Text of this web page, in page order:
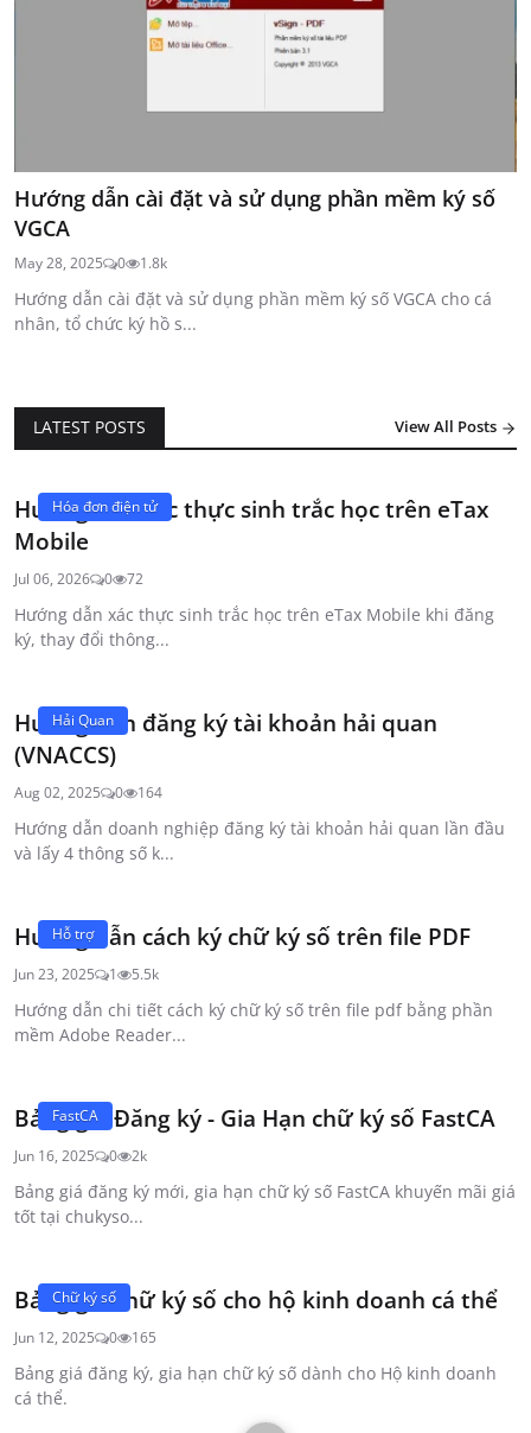
Hướng dẫn cài đặt và sử dụng phần mềm ký số
VGCA
May 28, 2025 0 1.8k
Hướng dẫn cài đặt và sử dụng phần mềm ký số VGCA cho cá
nhân, tổ chức ký hồ s...
LATEST POSTS View All Posts
Hóa đơn điện tử
Hướng dẫn xác thực sinh trắc học trên eTax
Mobile
Jul 06, 2026 0 72
Hướng dẫn xác thực sinh trắc học trên eTax Mobile khi đăng
ký, thay đổi thông...
Hải Quan
Hướng dẫn đăng ký tài khoản hải quan
(VNACCS)
Aug 02, 2025 0 164
Hướng dẫn doanh nghiệp đăng ký tài khoản hải quan lần đầu
và lấy 4 thông số k...
Hỗ trợ
Hướng dẫn cách ký chữ ký số trên file PDF
Jun 23, 2025 1 5.5k
Hướng dẫn chi tiết cách ký chữ ký số trên file pdf bằng phần
mềm Adobe Reader...
FastCA
Bảng giá Đăng ký - Gia Hạn chữ ký số FastCA
Jun 16, 2025 0 2k
Bảng giá đăng ký mới, gia hạn chữ ký số FastCA khuyến mãi giá
tốt tại chukyso...
Chữ ký số
Bảng giá chữ ký số cho hộ kinh doanh cá thể
Jun 12, 2025 0 165
Bảng giá đăng ký, gia hạn chữ ký số dành cho Hộ kinh doanh
cá thể.